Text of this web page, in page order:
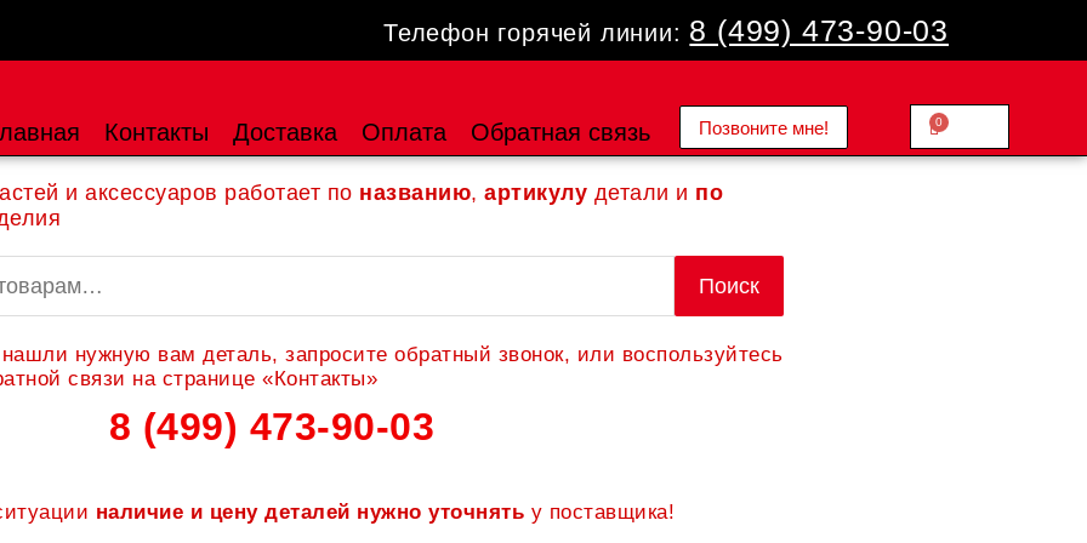
Телефон горячей линии: 8 (499) 473-90-03
Контакты Доставка Оплата Обратная связь Позвоните мне! 0.00
0
Cart
и аксессуаров работает по названию, артикулу детали и по
Поиск
нужную вам деталь, запросите обратный звонок, или воспользуйтесь
связи на странице «Контакты»
8 (499) 473-90-03
наличие и цену деталей нужно уточнять у поставщика!